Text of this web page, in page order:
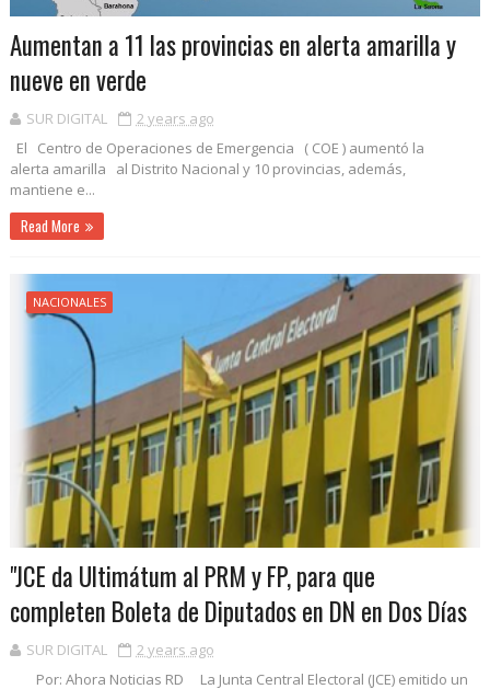
Aumentan a 11 las provincias en alerta amarilla y
nueve en verde
SUR DIGITAL
2 years ago
El Centro de Operaciones de Emergencia ( COE ) aumentó la
alerta amarilla al Distrito Nacional y 10 provincias, además,
mantiene e...
Read More
NACIONALES
"JCE da Ultimátum al PRM y FP, para que
completen Boleta de Diputados en DN en Dos Días
SUR DIGITAL
2 years ago
Por: Ahora Noticias RD La Junta Central Electoral (JCE) emitido un